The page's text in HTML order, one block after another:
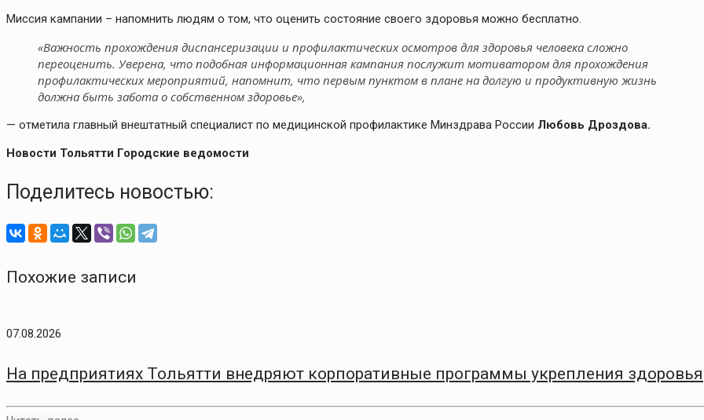
Миссия кампании – напомнить людям о том, что оценить состояние своего здоровья можно бесплатно.
«Важность прохождения диспансеризации и профилактических осмотров для здоровья человека сложно
переоценить. Уверена, что подобная информационная кампания послужит мотиватором для прохождения
профилактических мероприятий, напомнит, что первым пунктом в плане на долгую и продуктивную жизнь
должна быть забота о собственном здоровье»,
— отметила главный внештатный специалист по медицинской профилактике Минздрава России Любовь Дроздова.
Новости Тольятти Городские ведомости
Поделитесь новостью:
Похожие записи
07.08.2026
На предприятиях Тольятти внедряют корпоративные программы укрепления здоровья